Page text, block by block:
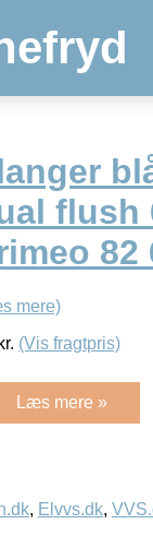
flush
82
mere)
kr. (Vis fragtpris)
Læs mere »
, Elvvs.dk,